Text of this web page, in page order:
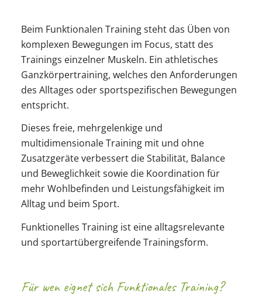
Beim Funktionalen Training steht das Üben von
komplexen Bewegungen im Focus, statt des
Trainings einzelner Muskeln. Ein athletisches
Ganzkörpertraining, welches den Anforderungen
des Alltages oder sportspezifischen Bewegungen
entspricht.
Dieses freie, mehrgelenkige und
multidimensionale Training mit und ohne
Zusatzgeräte verbessert die Stabilität, Balance
und Beweglichkeit sowie die Koordination für
mehr Wohlbefinden und Leistungsfähigkeit im
Alltag und beim Sport.
Funktionelles Training ist eine alltagsrelevante
und sportartübergreifende Trainingsform.
Für wen eignet sich Funktionales Training?